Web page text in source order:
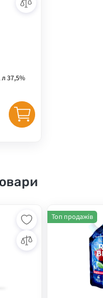
л 37,5%
Топ продажів